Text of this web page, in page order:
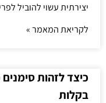
יצירתית עשוי להוביל
לקריאת המאמר »
כיצד לזהות
בקלות